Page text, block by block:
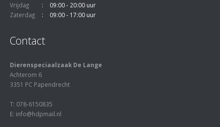
Vrijdag
09:00 - 20:00 uur
Zaterdag
09:00 - 17:00 uur
Contact
Dierenspeciaalzaak De Lange
Achterom 6
3351 PC Papendrecht
T: 078-6150835
E: info@hdpmail.nl